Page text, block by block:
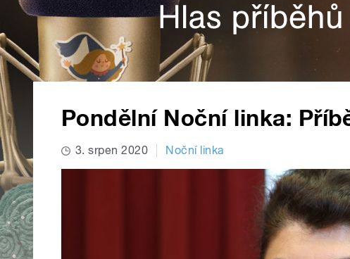
Pondělní Noční linka:
3. srpen 2020 Noční linka